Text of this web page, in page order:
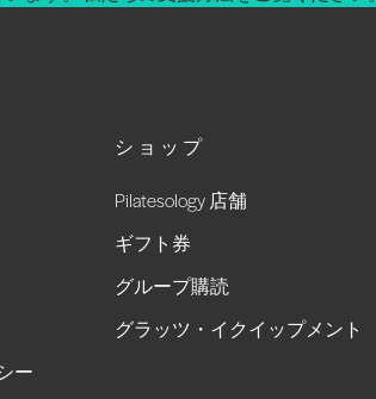
ー
ショップ
Pilatesology 店舗
ギフト券
グループ購読
グラッツ・イクイップメント